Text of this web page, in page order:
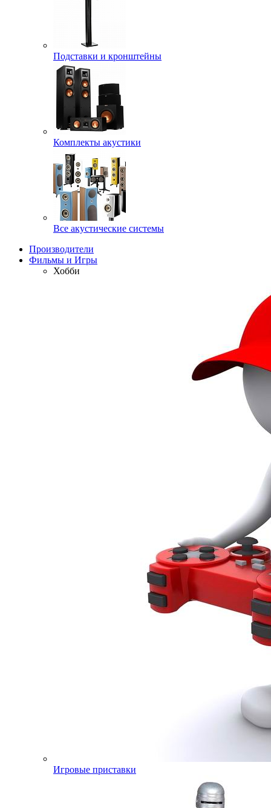
Подставки и кронштейны
Комплекты акустики
Все акустические системы
Производители
Фильмы и Игры
Хобби
Игровые приставки